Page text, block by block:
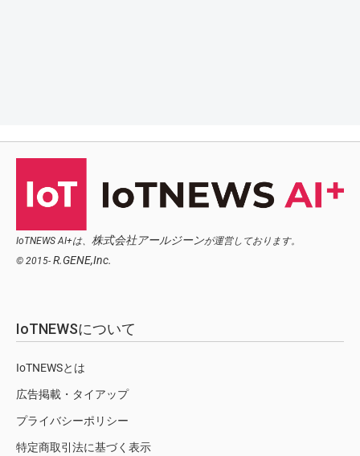
IoTNEWS AI+は、 株式会社アールジーンが運営しております。
© 2015- R.GENE,Inc.
IoTNEWSについて
IoTNEWSとは
広告掲載・タイアップ
プライバシーポリシー
特定商取引法に基づく表示